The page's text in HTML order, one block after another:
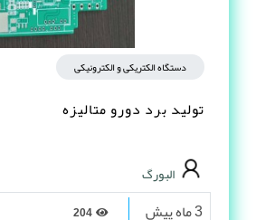
دستگاه الکتریکی و الکترونیکی
تولید برد دورو متالیزه
البورگ
3 ماه پیش